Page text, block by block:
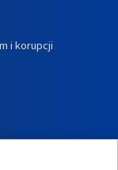
i korupcji